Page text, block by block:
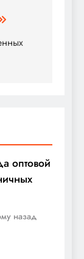
оптовой
назад